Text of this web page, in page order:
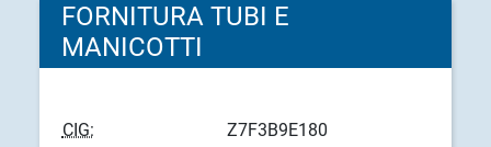
FORNITURA TUBI E
MANICOTTI
CIG:
Z7F3B9E180